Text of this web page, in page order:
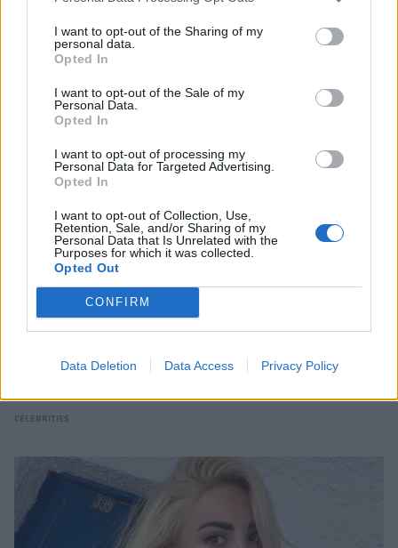
I want to opt-out of the Sharing of my
personal data.
Opted In
I want to opt-out of the Sale of my
Personal Data.
Opted In
I want to opt-out of processing my
Personal Data for Targeted Advertising.
Opted In
I want to opt-out of Collection, Use,
Retention, Sale, and/or Sharing of my
Personal Data that Is Unrelated with the
Purposes for which it was collected.
Opted Out
CONFIRM
Data Deletion Data Access Privacy Policy
αερόστατο μαζί την Ευγενία Σαμαρά και τον
Κωνσταντίνο Δέδε στο Μεξικό
Δημήτρης Παπαμιχαήλ: Το συγκινητικό
αφιέρωμα της Finos Film 22 χρόνια μετά τον
θάνατό του
CELEBRITIES